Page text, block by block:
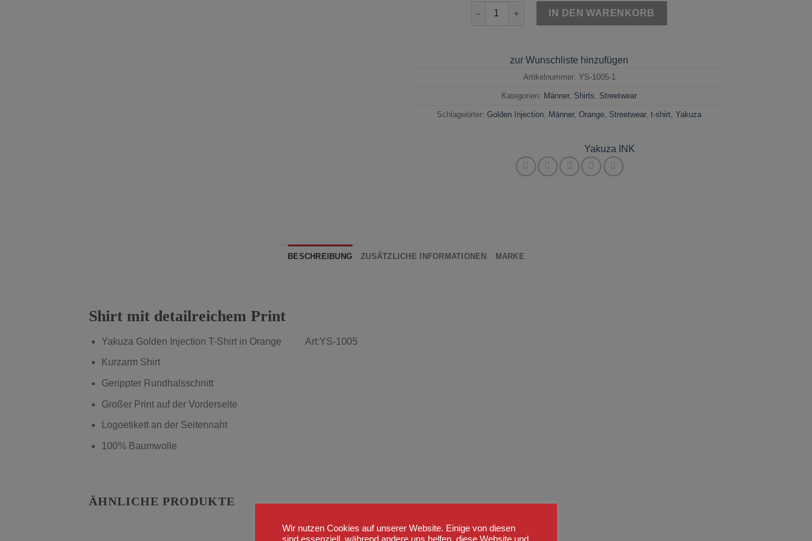
Yakuza Golden Injection Orange Menge
IN DEN WARENKORB
zur Wunschliste hinzufügen
Artikelnummer: YS-1005-1
Kategorien: Männer, Shirts, Streetwear
Schlagwörter: Golden Injection, Männer, Orange, Streetwear, t-shirt, Yakuza
Yakuza INK
BESCHREIBUNG ZUSÄTZLICHE INFORMATIONEN MARKE
Shirt mit detailreichem Print
Yakuza Golden Injection T-Shirt in Orange Art:YS-1005
Kurzarm Shirt
Gerippter Rundhalsschnitt
Großer Print auf der Vorderseite
Logoetikett an der Seitennaht
100% Baumwolle
ÄHNLICHE PRODUKTE
Wir nutzen Cookies auf unserer Website. Einige von diesen